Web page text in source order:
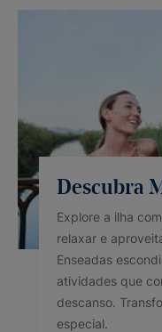
Descubra
Explore a ilha
relaxar e
Enseadas
atividades que
descanso.
especial.